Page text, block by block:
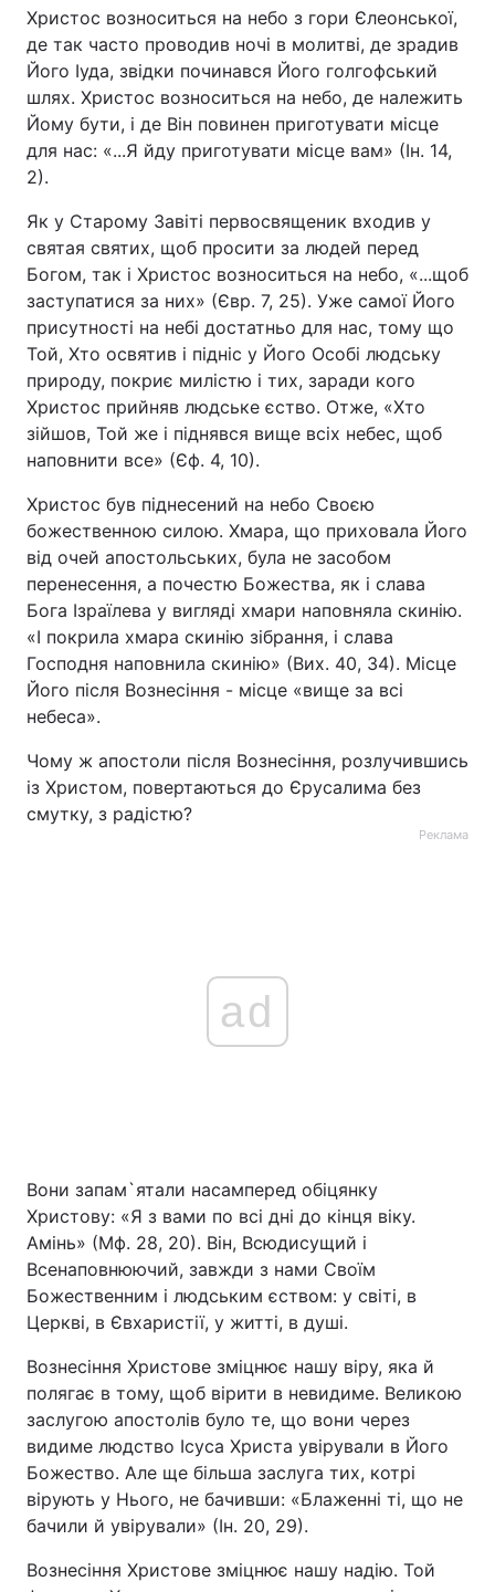
Цікавинки Погода
Екологія Регіони
Лонгріди
Інтерв'ю Думки
Архів Вакансії
Контакти
Послуги
Тема оформлення
Христос возноситься на небо з гори Єлеонської,
де так часто проводив ночі в молитві, де зрадив
Його Іуда, звідки починався Його голгофський
шлях. Христос возноситься на небо, де належить
Йому бути, і де Він повинен приготувати місце
для нас: «...Я йду приготувати місце вам» (Ін. 14,
2).
Як у Старому Завіті первосвященик входив у
святая святих, щоб просити за людей перед
Богом, так і Христос возноситься на небо, «...щоб
заступатися за них» (Євр. 7, 25). Уже самої Його
присутності на небі достатньо для нас, тому що
Той, Хто освятив і підніс у Його Особі людську
природу, покриє милістю і тих, заради кого
Христос прийняв людське єство. Отже, «Хто
зійшов, Той же і піднявся вище всіх небес, щоб
наповнити все» (Єф. 4, 10).
Христос був піднесений на небо Своєю
божественною силою. Хмара, що приховала Його
від очей апостольських, була не засобом
перенесення, а почестю Божества, як і слава
Бога Ізраїлева у вигляді хмари наповняла скинію.
«І покрила хмара скинію зібрання, і слава
Господня наповнила скинію» (Вих. 40, 34). Місце
Його після Вознесіння - місце «вище за всі
небеса».
Чому ж апостоли після Вознесіння, розлучившись
із Христом, повертаються до Єрусалима без
смутку, з радістю?
Реклама
ad
Вони запам`ятали насамперед обіцянку
Христову: «Я з вами по всі дні до кінця віку.
Амінь» (Мф. 28, 20). Він, Всюдисущий і
Всенаповнюючий, завжди з нами Своїм
Божественним і людським єством: у світі, в
Церкві, в Євхаристії, у житті, в душі.
Вознесіння Христове зміцнює нашу віру, яка й
полягає в тому, щоб вірити в невидиме. Великою
заслугою апостолів було те, що вони через
видиме людство Ісуса Христа увірували в Його
Божество. Але ще більша заслуга тих, котрі
вірують у Нього, не бачивши: «Блаженні ті, що не
бачили й увірували» (Ін. 20, 29).
Вознесіння Христове зміцнює нашу надію. Той